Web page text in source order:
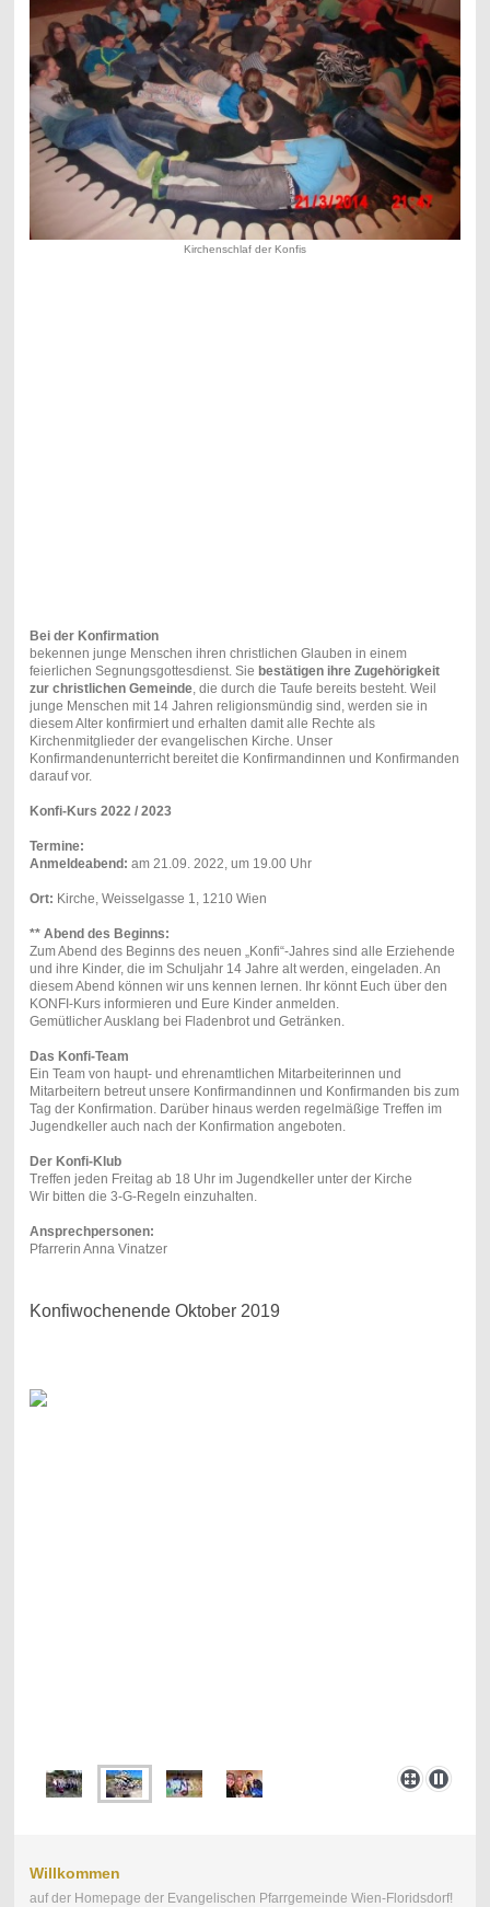
Kirchenschlaf der Konfis
Bei der Konfirmation
bekennen junge Menschen ihren christlichen Glauben in einem
feierlichen Segnungsgottesdienst. Sie bestätigen ihre Zugehörigkeit
zur christlichen Gemeinde, die durch die Taufe bereits besteht. Weil
junge Menschen mit 14 Jahren religionsmündig sind, werden sie in
diesem Alter konfirmiert und erhalten damit alle Rechte als
Kirchenmitglieder der evangelischen Kirche. Unser
Konfirmandenunterricht bereitet die Konfirmandinnen und Konfirmanden
darauf vor.
Konfi-Kurs 2022 / 2023
Termine:
Anmeldeabend: am 21.09. 2022, um 19.00 Uhr
Ort: Kirche, Weisselgasse 1, 1210 Wien
** Abend des Beginns:
Zum Abend des Beginns des neuen „Konfi“-Jahres sind alle Erziehende
und ihre Kinder, die im Schuljahr 14 Jahre alt werden, eingeladen. An
diesem Abend können wir uns kennen lernen. Ihr könnt Euch über den
KONFI-Kurs informieren und Eure Kinder anmelden.
Gemütlicher Ausklang bei Fladenbrot und Getränken.
Das Konfi-Team
Ein Team von haupt- und ehrenamtlichen Mitarbeiterinnen und
Mitarbeitern betreut unsere Konfirmandinnen und Konfirmanden bis zum
Tag der Konfirmation. Darüber hinaus werden regelmäßige Treffen im
Jugendkeller auch nach der Konfirmation angeboten.
Der Konfi-Klub
Treffen jeden Freitag ab 18 Uhr im Jugendkeller unter der Kirche
Wir bitten die 3-G-Regeln einzuhalten.
Ansprechpersonen:
Pfarrerin Anna Vinatzer
Konfiwochenende Oktober 2019
Willkommen
auf der Homepage der Evangelischen Pfarrgemeinde Wien-Floridsdorf!